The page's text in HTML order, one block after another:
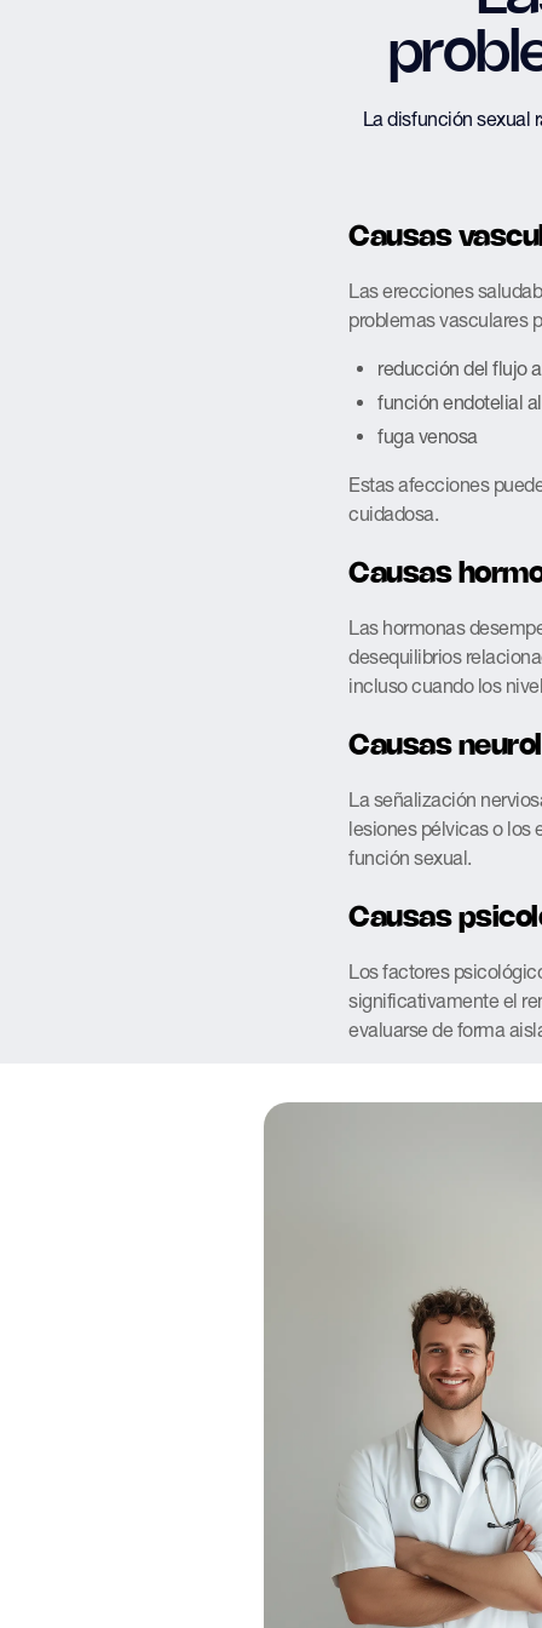
La disfunción sexual
Causas
Las erecciones
problemas vasculares
reducción del flujo
función endotelial
fuga venosa
Estas afecciones
cuidadosa.
Causas
Las hormonas
desequilibrios
incluso cuando los
Causas
La señalización
lesiones pélvicas o los
función sexual.
Causas
Los factores
significativamente el
evaluarse de forma